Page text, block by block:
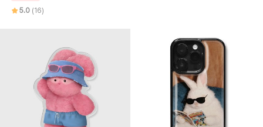
5.0 (16)